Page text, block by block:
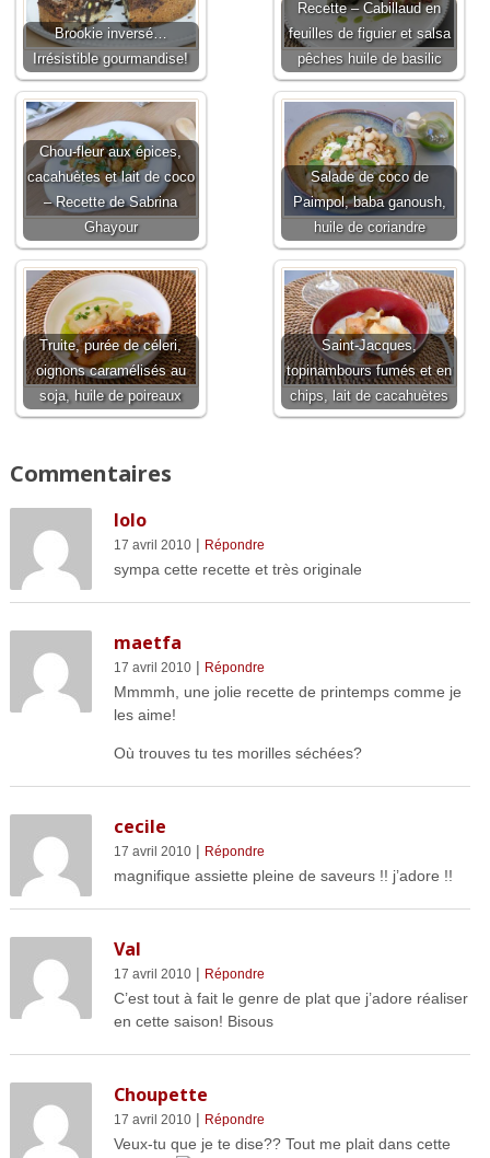
Brookie inversé…
Irrésistible gourmandise!
Recette – Cabillaud en
feuilles de figuier et salsa
pêches huile de basilic
Chou-fleur aux épices,
cacahuètes et lait de coco
– Recette de Sabrina
Ghayour
Salade de coco de
Paimpol, baba ganoush,
huile de coriandre
Truite, purée de céleri,
oignons caramélisés au
soja, huile de poireaux
Saint-Jacques,
topinambours fumés et en
chips, lait de cacahuètes
Commentaires
lolo
17 avril 2010| Répondre
sympa cette recette et très originale
maetfa
17 avril 2010| Répondre
Mmmmh, une jolie recette de printemps comme je
les aime!
Où trouves tu tes morilles séchées?
cecile
17 avril 2010| Répondre
magnifique assiette pleine de saveurs !! j’adore !!
Val
17 avril 2010| Répondre
C’est tout à fait le genre de plat que j’adore réaliser
en cette saison! Bisous
Choupette
17 avril 2010| Répondre
Veux-tu que je te dise?? Tout me plait dans cette